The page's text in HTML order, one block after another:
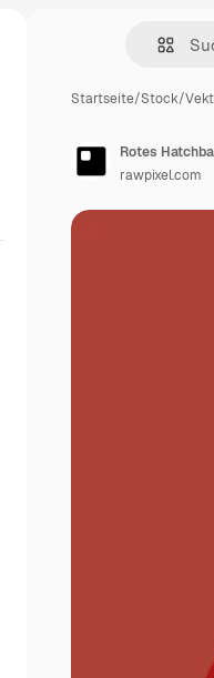
Startseite/Stock/
Rotes
rawpixel.com